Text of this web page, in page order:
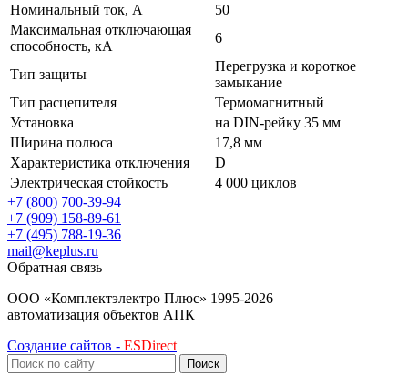
Номинальный ток, А
50
Максимальная отключающая
способность, кА
6
Тип защиты
Перегрузка и короткое
замыкание
Тип расцепителя
Термомагнитный
Установка
на DIN-рейку 35 мм
Ширина полюса
17,8 мм
Характеристика отключения
D
Электрическая стойкость
4 000 циклов
+7 (800) 700-39-94
+7 (909) 158-89-61
+7 (495) 788-19-36
mail@keplus.ru
Обратная связь
ООО «Комплектэлектро Плюс» 1995-2026
автоматизация объектов АПК
Создание сайтов - ESDirect
Поиск